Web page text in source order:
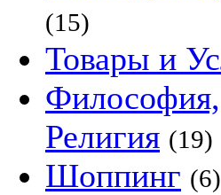
(15)
Товары и
Философия,
Религия (19)
Шоппинг (6)